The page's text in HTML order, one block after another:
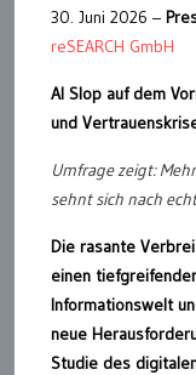
30. Juni 2026 –
reSEARCH GmbH
AI Slop auf dem
und
Umfrage zeigt:
sehnt sich nach
Die rasante
einen
Informationswelt
neue
Studie des